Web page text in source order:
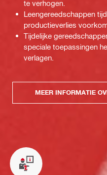
te verhogen.
Leengereedschappen
productieverlies
Tijdelijke
speciale toepassingen
verlagen.
MEER INFORMATIE